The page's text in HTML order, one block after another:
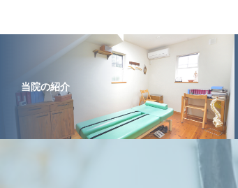
当院の紹介